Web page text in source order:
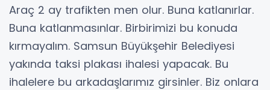
Araç 2 ay trafikten men olur. Buna katlanırlar.
Buna katlanmasınlar. Birbirimizi bu konuda
kırmayalım. Samsun Büyükşehir Belediyesi
yakında taksi plakası ihalesi yapacak. Bu
ihalelere bu arkadaşlarımız girsinler. Biz onlara